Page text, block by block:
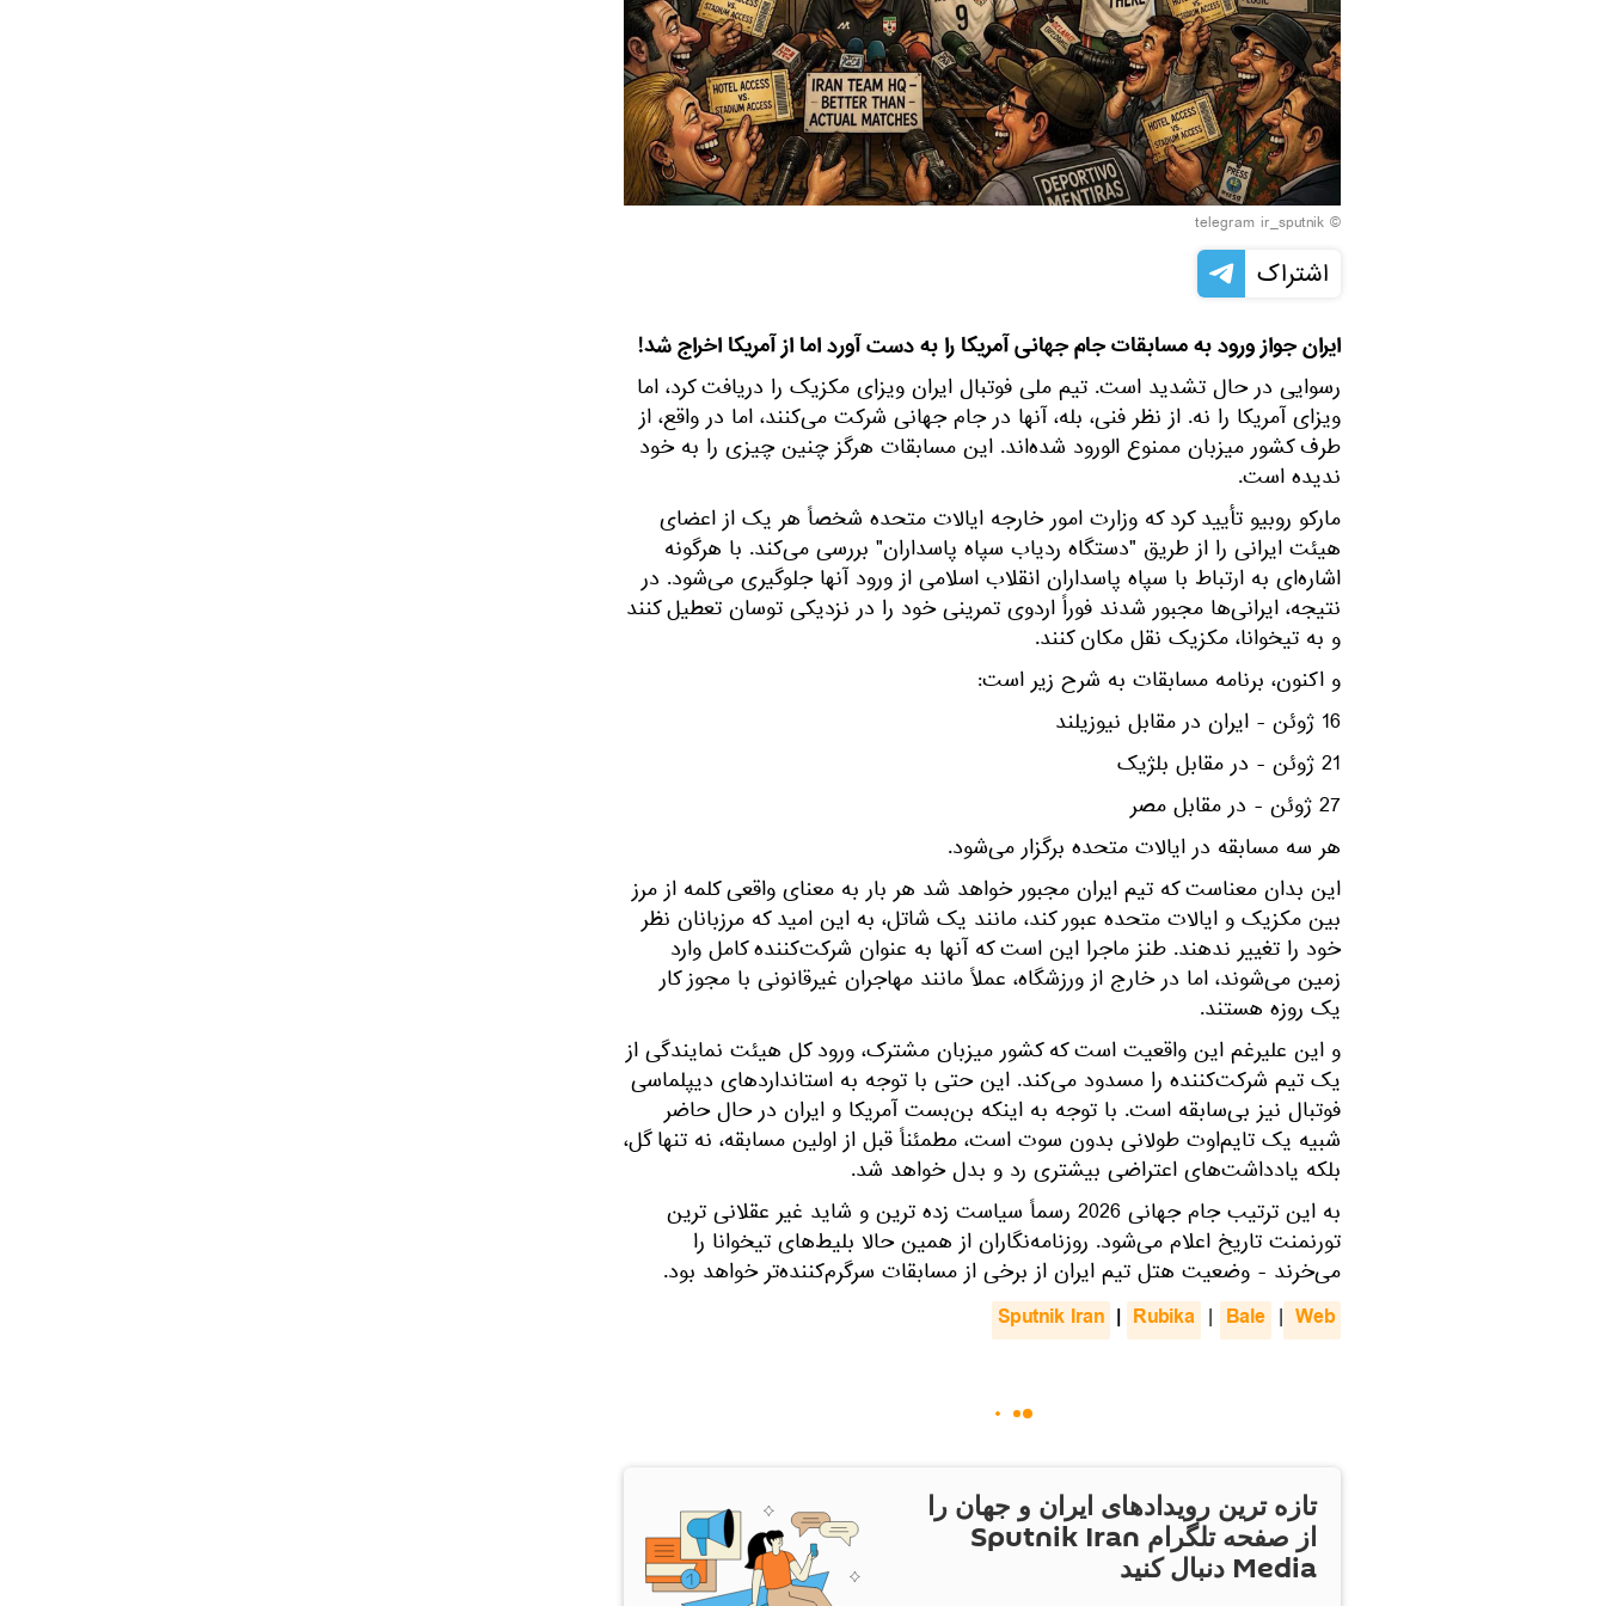
© telegram ir_sputnik
اشتراک
ایران جواز ورود به مسابقات جام جهانی آمریکا را به دست آورد اما از آمریکا اخراج شد!
رسوایی در حال تشدید است. تیم ملی فوتبال ایران ویزای مکزیک را دریافت کرد، اما
ویزای آمریکا را نه. از نظر فنی، بله، آنها در جام جهانی شرکت می‌کنند، اما در واقع، از
طرف کشور میزبان ممنوع الورود شده‌اند. این مسابقات هرگز چنین چیزی را به خود
ندیده است.
مارکو روبیو تأیید کرد که وزارت امور خارجه ایالات متحده شخصاً هر یک از اعضای
هیئت ایرانی را از طریق "دستگاه ردیاب سپاه پاسداران" بررسی می‌کند. با هرگونه
اشاره‌ای به ارتباط با سپاه پاسداران انقلاب اسلامی از ورود آنها جلوگیری می‌شود. در
نتیجه، ایرانی‌ها مجبور شدند فوراً اردوی تمرینی خود را در نزدیکی توسان تعطیل کنند
و به تیخوانا، مکزیک نقل مکان کنند.
و اکنون، برنامه مسابقات به شرح زیر است:
16 ژوئن - ایران در مقابل نیوزیلند
21 ژوئن - در مقابل بلژیک
27 ژوئن - در مقابل مصر
هر سه مسابقه در ایالات متحده برگزار می‌شود.
این بدان معناست که تیم ایران مجبور خواهد شد هر بار به معنای واقعی کلمه از مرز
بین مکزیک و ایالات متحده عبور کند، مانند یک شاتل، به این امید که مرزبانان نظر
خود را تغییر ندهند. طنز ماجرا این است که آنها به عنوان شرکت‌کننده کامل وارد
زمین می‌شوند، اما در خارج از ورزشگاه، عملاً مانند مهاجران غیرقانونی با مجوز کار
یک روزه هستند.
و این علیرغم این واقعیت است که کشور میزبان مشترک، ورود کل هیئت نمایندگی از
یک تیم شرکت‌کننده را مسدود می‌کند. این حتی با توجه به استانداردهای دیپلماسی
فوتبال نیز بی‌سابقه است. با توجه به اینکه بن‌بست آمریکا و ایران در حال حاضر
شبیه یک تایم‌اوت طولانی بدون سوت است، مطمئناً قبل از اولین مسابقه، نه تنها گل،
بلکه یادداشت‌های اعتراضی بیشتری رد و بدل خواهد شد.
به این ترتیب جام جهانی 2026 رسماً سیاست زده ترین و شاید غیر عقلانی ترین
تورنمنت تاریخ اعلام می‌شود. روزنامه‌نگاران از همین حالا بلیط‌های تیخوانا را
می‌خرند - وضعیت هتل تیم ایران از برخی از مسابقات سرگرم‌کننده‌تر خواهد بود.
Sputnik Iran | Rubika | Bale | Web
تازه ترین رویدادهای ایران و جهان را
از صفحه تلگرام Sputnik Iran
Media دنبال کنید